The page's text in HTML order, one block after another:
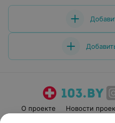
О проекте Новости